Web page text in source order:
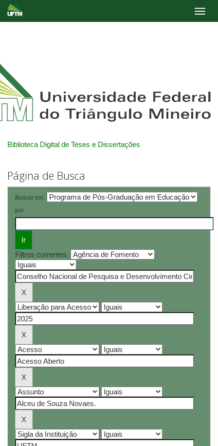
Biblioteca Digital de Teses e Dissertações
Página de Busca
Buscar em:
por
Filtros correntes: